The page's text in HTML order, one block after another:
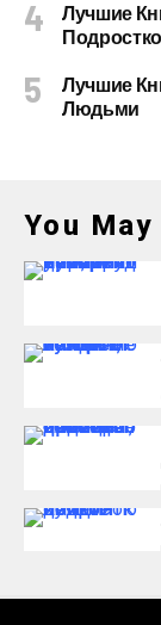
Лучшие
Лучшие
Людьми
You